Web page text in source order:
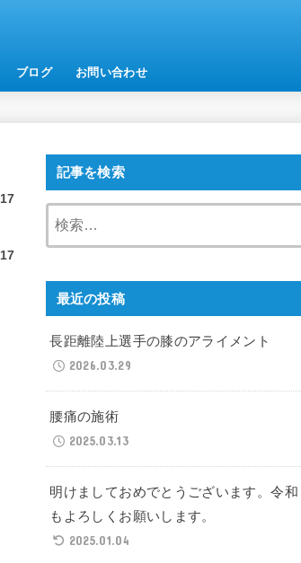
ブログ お問い合わせ
17
17
記事を検索
最近の投稿
長距離陸上選手の膝のアライメント
2026.03.29
腰痛の施術
2025.03.13
明けましておめでとうございます。令和
もよろしくお願いします。
2025.01.04